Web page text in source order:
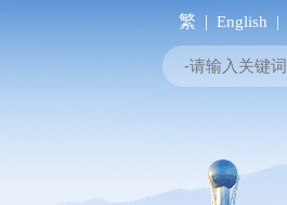
繁 | English |